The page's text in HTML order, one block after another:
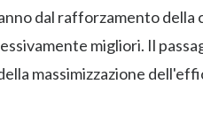
dal rafforzamento della
migliori. Il
massimizzazione